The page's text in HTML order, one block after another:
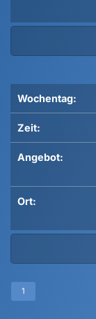
Wochentag:
Zeit:
Angebot:
Ort:
1